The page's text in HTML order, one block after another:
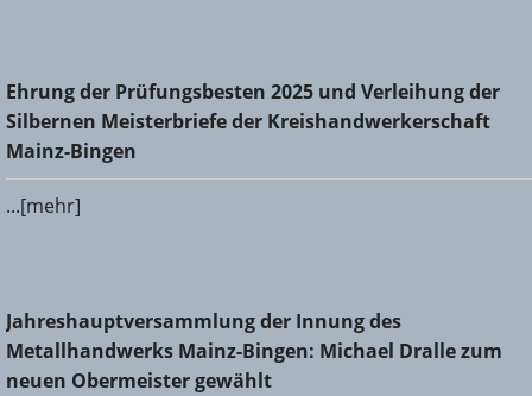
Ehrung der Prüfungsbesten 2025 und Verleihung der
Silbernen Meisterbriefe der Kreishandwerkerschaft Mainz-
Bingen
Ehrung der Prüfungsbesten 2025 und Verleihung der
Silbernen Meisterbriefe der Kreishandwerkerschaft
Mainz-Bingen
...[mehr]
Jahreshauptversammlung der Innung des
Metallhandwerks Mainz-Bingen: Michael Dralle zum neuen
Obermeister gewählt
Jahreshauptversammlung der Innung des
Metallhandwerks Mainz-Bingen: Michael Dralle zum
neuen Obermeister gewählt